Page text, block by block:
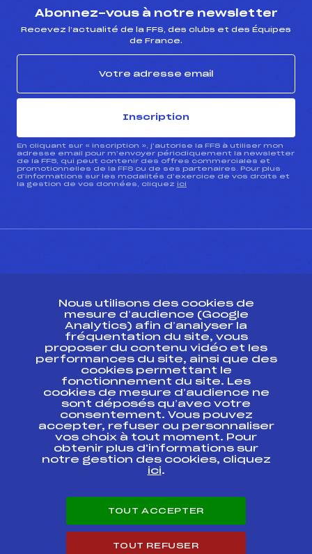
Abonnez-vous à notre newsletter
Recevez l’actualité de la FFS, des clubs et des Équipes
de France.
Inscription
En cliquant sur « inscription », j’autorise la FFS à utiliser mon
adresse email pour m’envoyer périodiquement la newsletter
de la FFS, qui peut contenir des offres commerciales et
promotionnelles de la FFS ou de ses partenaires. Pour plus
d’informations sur les modalités d’exercice de vos droits et
la gestion de vos données, cliquez ici
ESPACE PRESSE
Ressources
Pass’Neige
Projet sportif fédéral
Projet de performance fédéral
Antidopage
Pôle Développement, Formation, Suivi
Scientifique
Listes ministérielles
Pôle vie de l’athlète
Carrières
Nous utilisons des cookies de
mesure d’audience (Google
Analytics) afin d’analyser la
fréquentation du site, vous
proposer du contenu vidéo et les
performances du site, ainsi que des
cookies permettant le
fonctionnement du site. Les
cookies de mesure d’audience ne
sont déposés qu’avec votre
consentement. Vous pouvez
accepter, refuser ou personnaliser
vos choix à tout moment. Pour
obtenir plus d'informations sur
notre gestion des cookies, cliquez
ici.
TOUT ACCEPTER
TOUT REFUSER